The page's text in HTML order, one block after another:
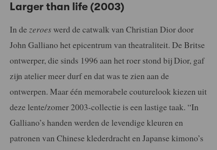
Larger than life (2003)
In de zeroeswerd de catwalk van Christian Dior door
John Galliano het epicentrum van theatraliteit. De Britse
ontwerper, die sinds 1996 aan het roer stond bij Dior, gaf
zijn atelier meer durf en dat was te zien aan de
ontwerpen. Maar één memorabele couturelook kiezen uit
deze lente/zomer 2003-collectie is een lastige taak. “In
Galliano’s handen werden de levendige kleuren en
patronen van Chinese klederdracht en Japanse kimono’s